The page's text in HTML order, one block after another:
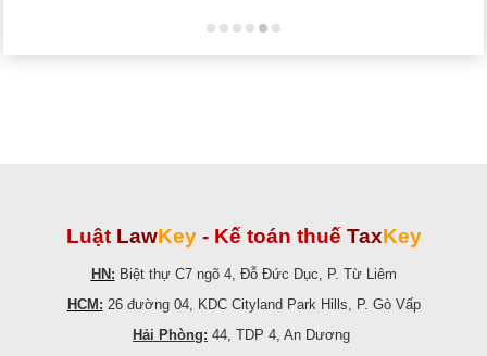
Luật LawKey - Kế toán thuế TaxKey
HN: Biệt thự C7 ngõ 4, Đỗ Đức Dục, P. Từ Liêm
HCM: 26 đường 04, KDC Cityland Park Hills, P. Gò Vấp
Hải Phòng: 44, TDP 4, An Dương